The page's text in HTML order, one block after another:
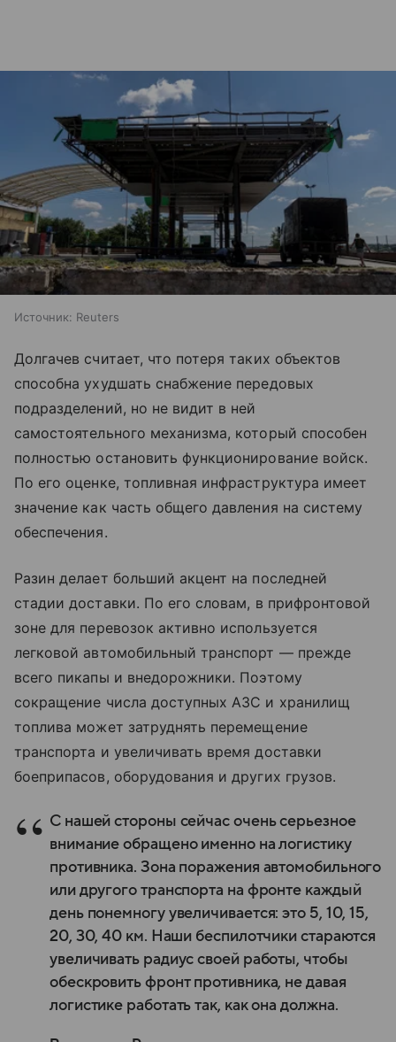
Источник: Reuters
Долгачев считает, что потеря таких объектов
способна ухудшать снабжение передовых
подразделений, но не видит в ней
самостоятельного механизма, который способен
полностью остановить функционирование войск.
По его оценке, топливная инфраструктура имеет
значение как часть общего давления на систему
обеспечения.
Разин делает больший акцент на последней
стадии доставки. По его словам, в прифронтовой
зоне для перевозок активно используется
легковой автомобильный транспорт — прежде
всего пикапы и внедорожники. Поэтому
сокращение числа доступных АЗС и хранилищ
топлива может затруднять перемещение
транспорта и увеличивать время доставки
боеприпасов, оборудования и других грузов.
С нашей стороны сейчас очень серьезное
внимание обращено именно на логистику
противника. Зона поражения автомобильного
или другого транспорта на фронте каждый
день понемногу увеличивается: это 5, 10, 15,
20, 30, 40 км. Наши беспилотчики стараются
увеличивать радиус своей работы, чтобы
обескровить фронт противника, не давая
логистике работать так, как она должна.